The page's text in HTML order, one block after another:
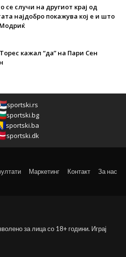
се случи на другиот крај од
најдобро покажува кој е и што
кажал “да” на Пари Сен
sportski.rs
sportski.bg
sportski.ba
sportski.dk
Маркетинг Контакт За нас
за лица со 18+ години. Играј